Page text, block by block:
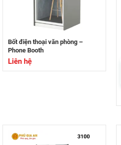
Bốt điện thoại văn phòng –
Phone Booth
Liên hệ